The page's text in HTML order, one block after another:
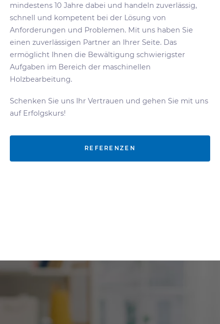
mindestens 10 Jahre dabei und handeln zuverlässig,
schnell und kompetent bei der Lösung von
Anforderungen und Problemen. Mit uns haben Sie
einen zuverlässigen Partner an Ihrer Seite. Das
ermöglicht Ihnen die Bewältigung schwierigster
Aufgaben im Bereich der maschinellen
Holzbearbeitung.
Schenken Sie uns Ihr Vertrauen und gehen Sie mit uns
auf Erfolgskurs!
REFERENZEN